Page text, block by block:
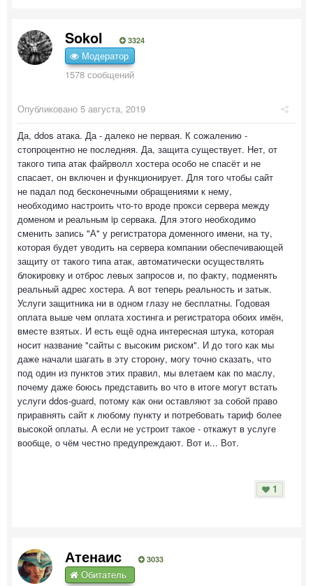
Sokol 3324
Модератор
1578 сообщений
Опубликовано 5 августа, 2019
Да, ddos атака. Да - далеко не первая. К сожалению -
стопроцентно не последняя. Да, защита существует. Нет, от
такого типа атак файрволл хостера особо не спасёт и не
спасает, он включен и функционирует. Для того чтобы сайт
не падал под бесконечными обращениями к нему,
необходимо настроить что-то вроде прокси сервера между
доменом и реальным ip сервака. Для этого необходимо
сменить запись "А" у регистратора доменного имени, на ту,
которая будет уводить на сервера компании обеспечивающей
защиту от такого типа атак, автоматически осуществлять
блокировку и отброс левых запросов и, по факту, подменять
реальный адрес хостера. А вот теперь реальность и затык.
Услуги защитника ни в одном глазу не бесплатны. Годовая
оплата выше чем оплата хостинга и регистратора обоих имён,
вместе взятых. И есть ещё одна интересная штука, которая
носит название "сайты с высоким риском". И до того как мы
даже начали шагать в эту сторону, могу точно сказать, что
под один из пунктов этих правил, мы влетаем как по маслу,
почему даже боюсь представить во что в итоге могут встать
услуги ddos-guard, потому как они оставляют за собой право
приравнять сайт к любому пункту и потребовать тариф более
высокой оплаты. А если не устроит такое - откажут в услуге
вообще, о чём честно предупреждают. Вот и... Вот.
1
Атенаис 3033
Обитатель